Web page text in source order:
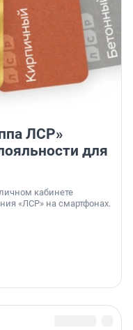
ЛСР»
для
кабинете
«ЛСР» на смартфонах.